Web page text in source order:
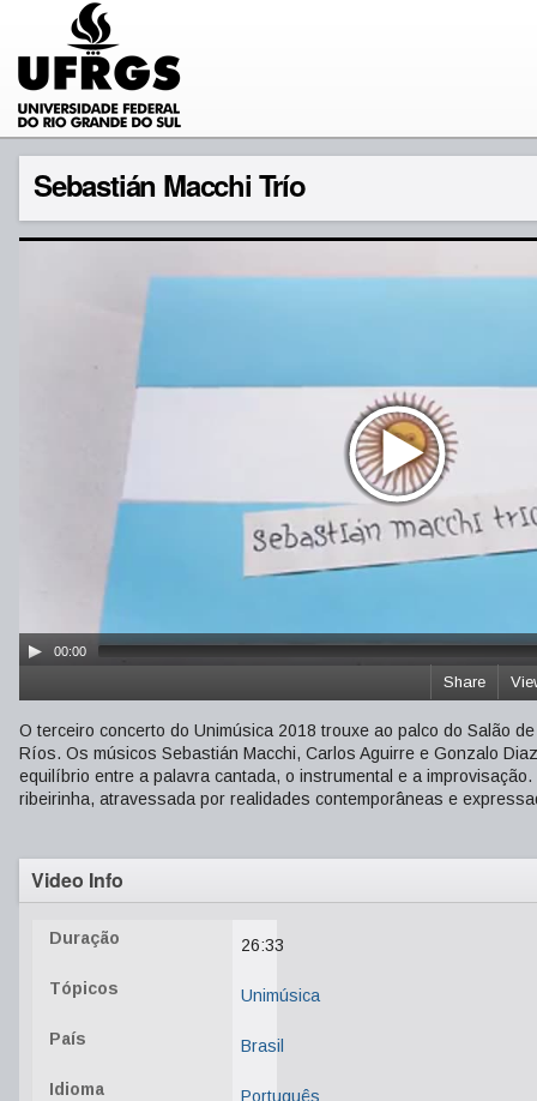
Sebastián Macchi Trío
00:00
Share
O terceiro concerto do Unimúsica 2018 trouxe ao palco do Salão
Ríos. Os músicos Sebastián Macchi, Carlos Aguirre e Gonzalo
equilíbrio entre a palavra cantada, o instrumental e a
ribeirinha, atravessada por realidades contemporâneas e
Video Info
Duração 26:33
Tópicos Unimúsica
País Brasil
Idioma Português